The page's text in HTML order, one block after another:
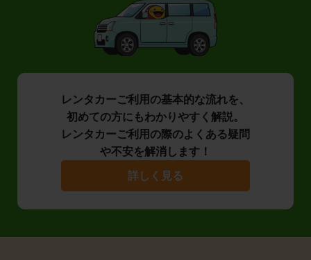
レンタカーご利用の基本的な流れを、
初めての方にもわかりやすく解説。
レンタカーご利用の際のよくある疑問
や不安を解消します！
詳しく見る